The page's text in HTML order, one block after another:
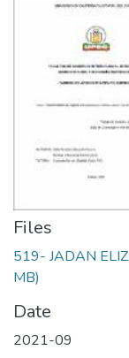
Files
519- JADAN
MB)
Date
2021-09